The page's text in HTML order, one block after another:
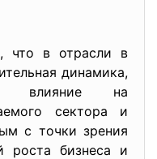
что в отрасли в
динамика,
влияние на
сектора и
с точки зрения
роста бизнеса и